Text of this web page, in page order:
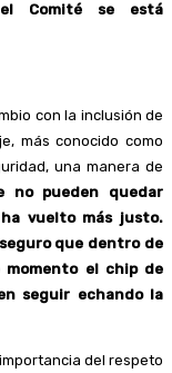
Comité se está
con la inclusión de
más conocido como
una manera de
no pueden quedar
vuelto más justo.
que dentro de
momento el chip de
seguir echando la
del respeto